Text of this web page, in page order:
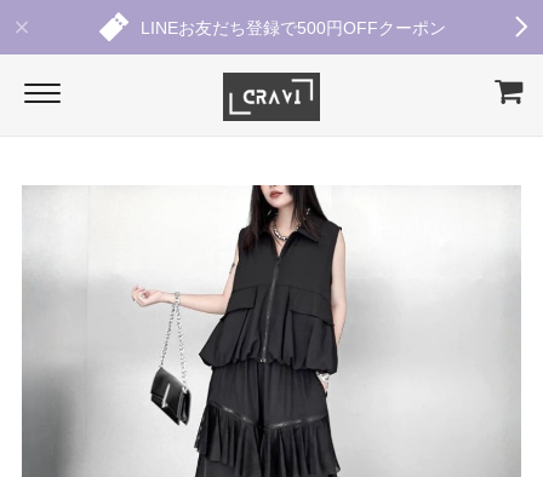
LINEお友だち登録で500円OFFクーポン